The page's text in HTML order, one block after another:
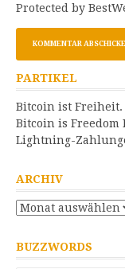
Protected by
PARTIKEL
Bitcoin ist Freiheit.
Bitcoin is Freedom
Lightning-
ARCHIV
Archiv
BUZZWORDS